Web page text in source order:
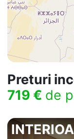
Preturi
719 € de